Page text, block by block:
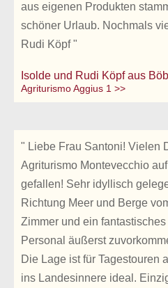
aus eigenen Produkten
schöner Urlaub. Nochmals
Rudi Köpf "
Isolde und Rudi Köpf aus
Agriturismo Aggius 1 >>
" Liebe Frau Santoni! Vielen
Agriturismo Montevecchio
gefallen! Sehr idyllisch
Richtung Meer und Berge
Zimmer und ein
Personal äußerst
Die Lage ist für Tagestouren
ins Landesinnere ideal.